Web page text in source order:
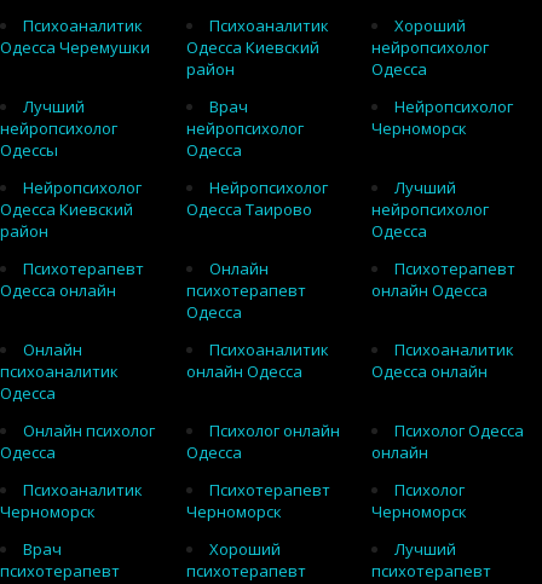
Психоаналитик
Одесса Черемушки
Психоаналитик
Одесса Киевский
район
Хороший
нейропсихолог
Одесса
Лучший
нейропсихолог
Одессы
Врач
нейропсихолог
Одесса
Нейропсихолог
Черноморск
Нейропсихолог
Одесса Киевский
район
Нейропсихолог
Одесса Таирово
Лучший
нейропсихолог
Одесса
Психотерапевт
Одесса онлайн
Онлайн
психотерапевт
Одесса
Психотерапевт
онлайн Одесса
Онлайн
психоаналитик
Одесса
Психоаналитик
онлайн Одесса
Психоаналитик
Одесса онлайн
Онлайн психолог
Одесса
Психолог онлайн
Одесса
Психолог Одесса
онлайн
Психоаналитик
Черноморск
Психотерапевт
Черноморск
Психолог
Черноморск
Врач
психотерапевт
Хороший
психотерапевт
Лучший
психотерапевт